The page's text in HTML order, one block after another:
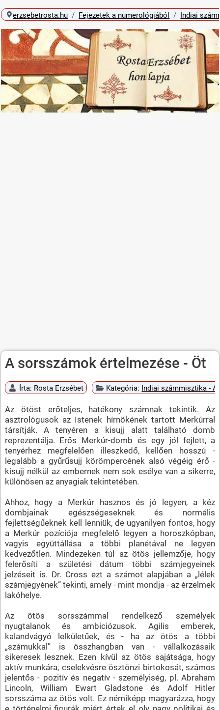
erzsebetrosta.hu Fejezetek a numerológiából Indiai
A sorsszámok értelmezése - Öt
Írta: Rosta Erzsébet Kategória: Indiai számmisztika -
Az ötöst erőteljes, hatékony számnak tekintik. Az
asztrológusok az Istenek hírnökének tartott Merkúrral
társítják. A tenyéren a kisujj alatt található domb
reprezentálja. Erős Merkúr-domb és egy jól fejlett, a
tenyérhez megfelelően illeszkedő, kellően hosszú -
legalább a gyűrűsujj körömpercének alsó végéig érő -
kisujj nélkül az embernek nem sok esélye van a sikerre,
különösen az anyagiak tekintetében.
Ahhoz, hogy a Merkúr hasznos és jó legyen, a kéz
dombjainak egészségeseknek és normális
fejlettségűeknek kell lenniük, de ugyanilyen fontos, hogy
a Merkúr pozíciója megfelelő legyen a horoszkópban,
vagyis együttállása a többi planétával ne legyen
kedvezőtlen. Mindezeken túl az ötös jellemzője, hogy
felerősíti a születési dátum többi számjegyeinek
jelzéseit is. Dr. Cross ezt a számot alapjában a „lélek
számjegyének” tekinti, amely - mint mondja - az érzelmek
lakóhelye.
Az ötös sorsszámmal rendelkező személyek
nyugtalanok és ambiciózusok. Agilis emberek,
kalandvágyó lelkületűek, és - ha az ötös a többi
„számukkal” is összhangban van - vállalkozásaik
sikeresek lesznek. Ezen kívül az ötös sajátsága, hogy
aktív munkára, cselekvésre ösztönzi birtokosát, számos
jelentős - pozitív és negatív - személyiség, pl. Abraham
Lincoln, William Ewart Gladstone és Adolf Hitler
sorsszáma az ötös volt. Ez némiképp magyarázza, hogy